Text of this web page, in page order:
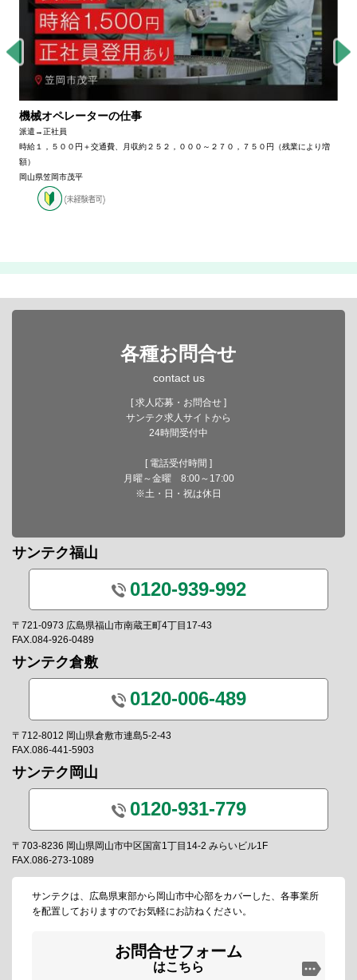
機械オペレーターの仕事
派遣→正社員
時給１，５００円＋交通費、月収約２５２，０００～２７０，７５０円（残業により増
額）
岡山県笠岡市茂平
各種お問合せ
contact us
[ 求人応募・お問合せ ]
サンテク求人サイトから
24時間受付中
[ 電話受付時間 ]
月曜～金曜 8:00～17:00
※土・日・祝は休日
サンテク福山
0120-939-992
〒721-0973 広島県福山市南蔵王町4丁目17-43
FAX.084-926-0489
サンテク倉敷
0120-006-489
〒712-8012 岡山県倉敷市連島5-2-43
FAX.086-441-5903
サンテク岡山
0120-931-779
〒703-8236 岡山県岡山市中区国富1丁目14-2 みらいビル1F
FAX.086-273-1089
サンテクは、広島県東部から岡山市中心部をカバーした、各事業所
を配置しておりますのでお気軽にお訪ねください。
お問合せフォーム
はこちら